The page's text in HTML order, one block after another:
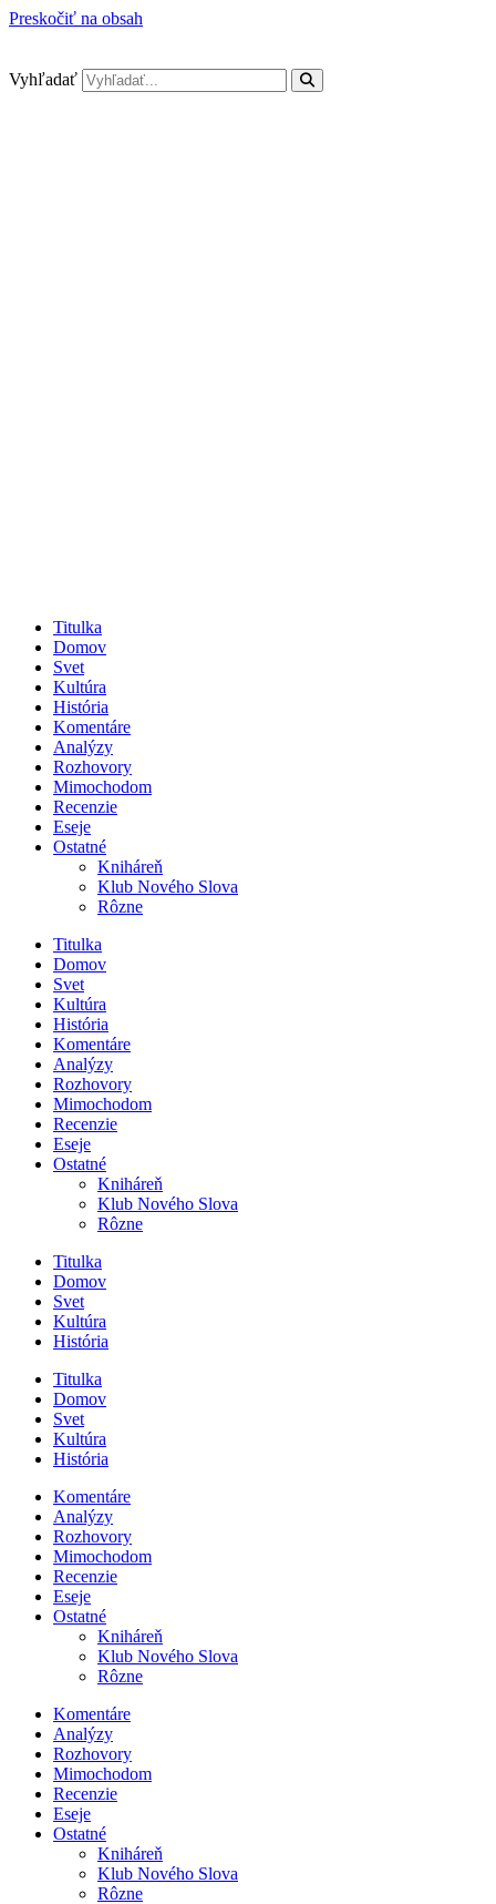
Preskočiť na obsah
Vyhľadať
Titulka
Domov
Svet
Kultúra
História
Komentáre
Analýzy
Rozhovory
Mimochodom
Recenzie
Eseje
Ostatné
Kniháreň
Klub Nového Slova
Rôzne
Titulka
Domov
Svet
Kultúra
História
Komentáre
Analýzy
Rozhovory
Mimochodom
Recenzie
Eseje
Ostatné
Kniháreň
Klub Nového Slova
Rôzne
Titulka
Domov
Svet
Kultúra
História
Titulka
Domov
Svet
Kultúra
História
Komentáre
Analýzy
Rozhovory
Mimochodom
Recenzie
Eseje
Ostatné
Kniháreň
Klub Nového Slova
Rôzne
Komentáre
Analýzy
Rozhovory
Mimochodom
Recenzie
Eseje
Ostatné
Kniháreň
Klub Nového Slova
Rôzne